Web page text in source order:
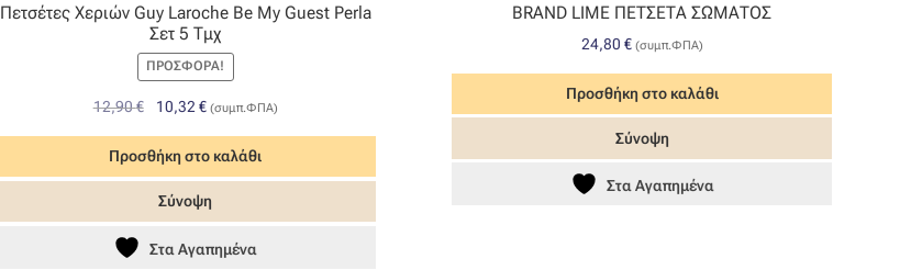
Πετσέτες Χεριών Guy Laroche Be My Guest Perla
Σετ 5 Τμχ
ΠΡΟΣΦΟΡΆ!
12,90€
Original
was:
12,90 €.
10,32€Η
τιμή
είναι:
10,32 €.
(συμπ.ΦΠΑ)
Προσθήκη στο καλάθι
Σύνοψη
Στα Αγαπημένα
BRAND LIME ΠΕΤΣΕΤΑ ΣΩΜΑΤΟΣ
24,80 € (συμπ.ΦΠΑ)
Προσθήκη στο καλάθι
Σύνοψη
Στα Αγαπημένα